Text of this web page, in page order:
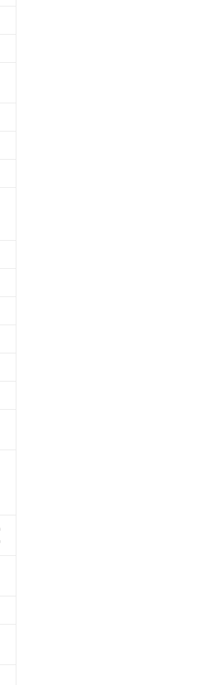
標準価格(税抜)を提供させていただ
商品もあることをご了承ください。
の社内データに基づき作成されるも
なる場合があることをご了承くださ
様担当のオムロン制御機器販売店・
洩または開示しないようお願いしま
は、I-Webメンバーズにご登録され
いて、当社および当社の共同利用者
な範囲で利用することをご了承くだ
1.共同利用者の範囲」に記載されて
可能な商品です。
える予定のある商品です。
対応品を出す予定はありません。
または確認中の商品です。
です。
た場合などやむを得ず変更すること
ジフェニルエーテル類(PBDE) 1000ppm以下、
ジル（BBP） 1000ppm以下、フタル酸ジブチ
。
有を証明するものではありません。
での期間は出荷製品に未対応品が
とがない限り、2022年1月12日よ
示します。
化ジフェニルエーテル類) : 1000ppm、
ル酸ブチルベンジル) : 1000ppm、
す。
深刻な影響を及ぼさない年数を意
輸出されないよう必要な手段を講じ
はその他武器並びにこれらの製造装
内容を当該第三者に通知します。
おそれがある場合は、取り引きをい
たはお客様担当のオムロン制御